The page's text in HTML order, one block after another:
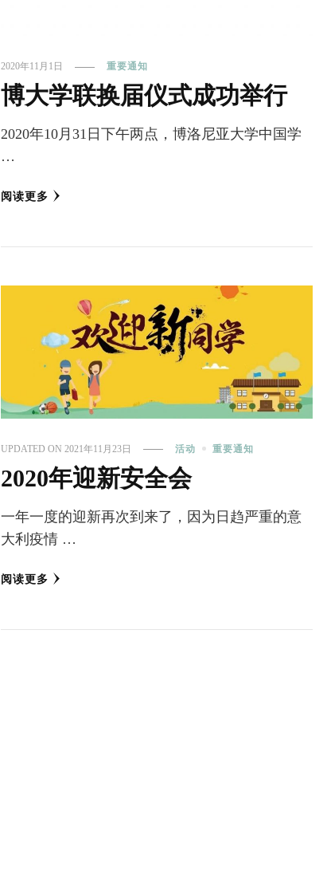
2020年11月1日 重要通知
博大学联换届仪式成功举行
2020年10月31日下午两点，博洛尼亚大学中国学
…
阅读更多
UPDATED ON 2021年11月23日 活动 重要通知
2020年迎新安全会
一年一度的迎新再次到来了，因为日趋严重的意
大利疫情 …
阅读更多